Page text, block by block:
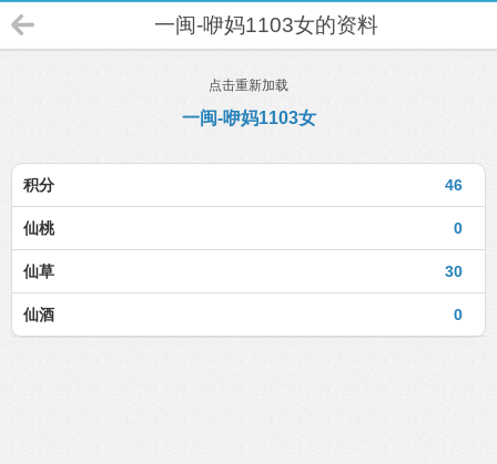
一闽-咿妈1103女的资料
点击重新加载
一闽-咿妈1103女
46
积分
0
仙桃
30
仙草
0
仙酒